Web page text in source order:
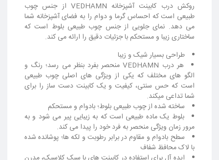
روکش درب کابینت آشپزخانه VEDHAMN از جنس چوب
طبیعی است که احساس گرما و دوام را به فضای آشپزخانه شما
می دهد. نمای جلویی از جنس چوب طبیعی بلوط است که
ساختاری زیبا و مستحکم با جزئیات دقیق را ارائه می کند.
طراحی بسیار شیک و زیبا
هر درب VEDHAMN منحصر بفرد بنظر می رسد؛ رنگ و
الگو های مختلف که یکی از ویژگی های اصلی چوب طبیعی
است که حس سنتی، کیفیت و یک کابینت دست ساز را برای
شما تداعی میکند.
ساخته شده از چوب طبیعی بلوط؛ بادوام و مستحکم
بلوط یک ماده طبیعی است که به زیبایی پیر می شود و به
مرور زمان ویژگی منحصر به فرد خود را پیدا می کند.
سطح بادوام و مقاوم در برابر رطوبت و لکه ها؛ پوشانده شده
با لاک محافظ شفاف